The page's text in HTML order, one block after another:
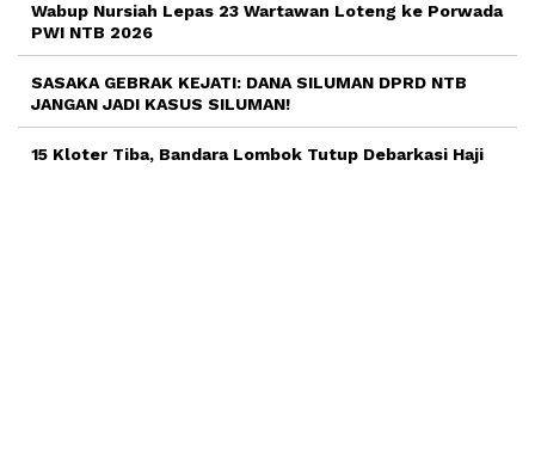
Wabup Nursiah Lepas 23 Wartawan Loteng ke Porwada
PWI NTB 2026
SASAKA GEBRAK KEJATI: DANA SILUMAN DPRD NTB
JANGAN JADI KASUS SILUMAN!
15 Kloter Tiba, Bandara Lombok Tutup Debarkasi Haji